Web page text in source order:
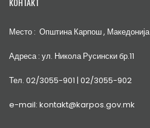
Место : Општина Карпош , Македонија
Адреса : ул. Никола Русински бр.11
Тел. 02/3055-901 | 02/3055-902
e-mail: kontakt@karpos.gov.mk